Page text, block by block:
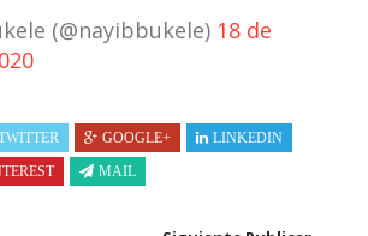
(@nayibbukele) 18 de
GOOGLE+
LINKEDIN
MAIL